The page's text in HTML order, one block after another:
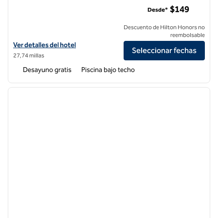
Ver detalles del hotel Embassy Suites by Hilton Irvine Orange
Ver detalles del hotel
27,74 millas
Desde* $149
Descuento de Hilton Honors no
reembolsable
Seleccionar fechas
Desayuno gratis Piscina bajo techo
1 de 12